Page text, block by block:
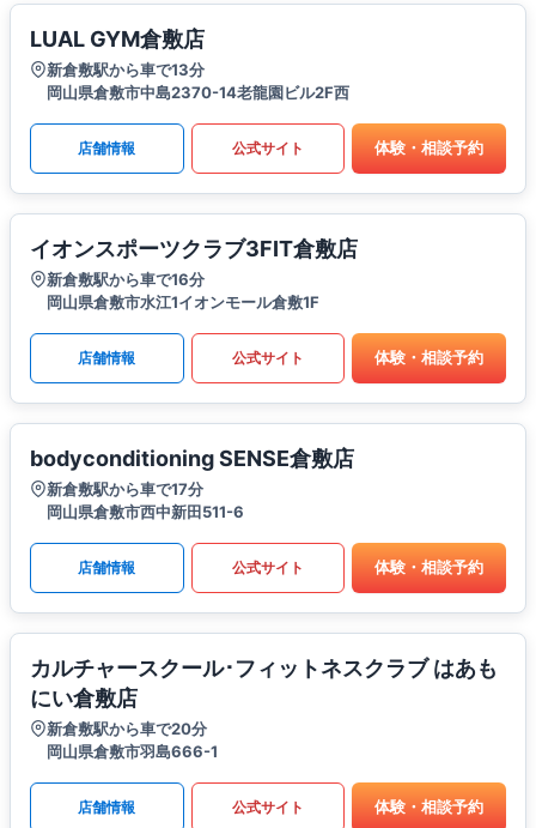
LUAL GYM倉敷店
新倉敷駅から車で13分
岡山県倉敷市中島2370-14老龍園ビル2F西
店舗情報 公式サイト 体験・相談予約
イオンスポーツクラブ3FIT倉敷店
新倉敷駅から車で16分
岡山県倉敷市水江1イオンモール倉敷1F
店舗情報 公式サイト 体験・相談予約
bodyconditioning SENSE倉敷店
新倉敷駅から車で17分
岡山県倉敷市西中新田511-6
店舗情報 公式サイト 体験・相談予約
カルチャースクール･フィットネスクラブ はあも
にい倉敷店
新倉敷駅から車で20分
岡山県倉敷市羽島666-1
店舗情報 公式サイト 体験・相談予約